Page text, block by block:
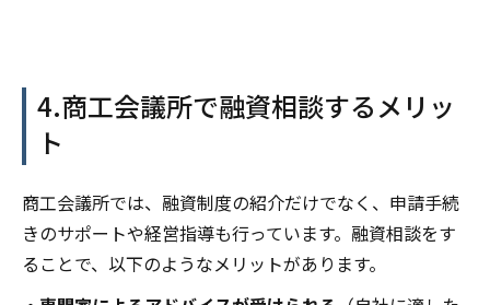
4.商工会議所で融資相談するメリッ
ト
商工会議所では、融資制度の紹介だけでなく、申請手続
きのサポートや経営指導も行っています。融資相談をす
ることで、以下のようなメリットがあります。